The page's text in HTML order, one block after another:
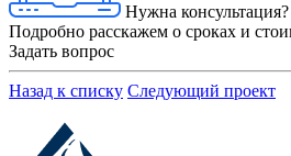
Нужна консультация?
Подробно расскажем о сроках и
Задать вопрос
Назад к списку Следующий проект